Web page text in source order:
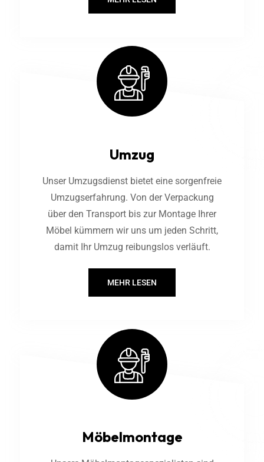
Umzug
Unser Umzugsdienst bietet eine sorgenfreie
Umzugserfahrung. Von der Verpackung
über den Transport bis zur Montage Ihrer
Möbel kümmern wir uns um jeden Schritt,
damit Ihr Umzug reibungslos verläuft.
MEHR LESEN
Möbelmontage